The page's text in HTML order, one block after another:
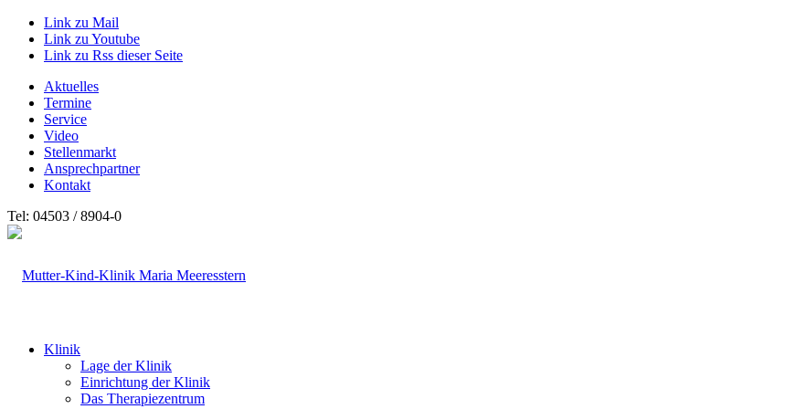
Link zu Mail
Link zu Youtube
Link zu Rss dieser Seite
Aktuelles
Termine
Service
Video
Stellenmarkt
Ansprechpartner
Kontakt
Tel: 04503 / 8904-0
Klinik
Lage der Klinik
Einrichtung der Klinik
Das Therapiezentrum